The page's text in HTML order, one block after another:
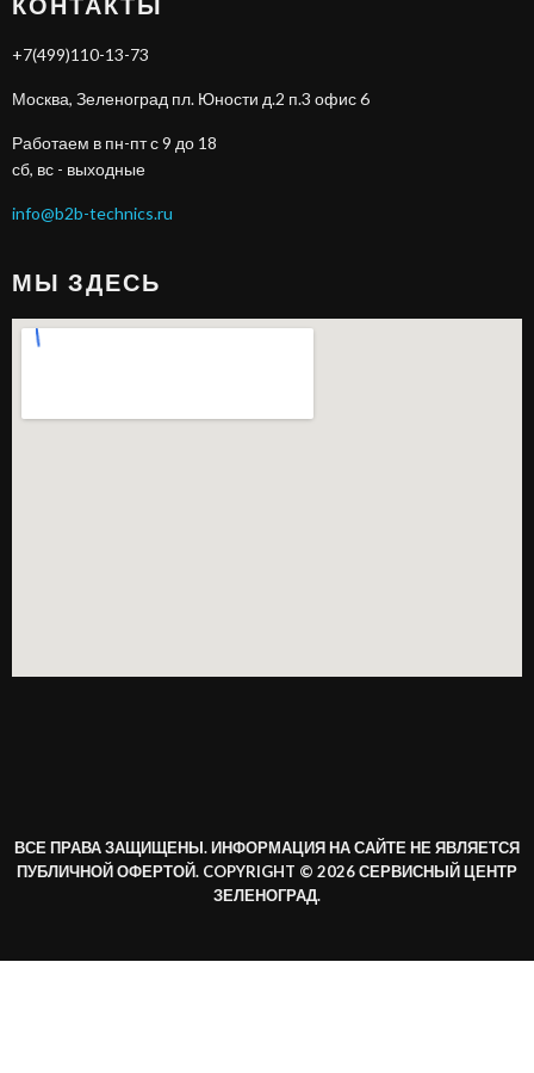
+7(499)110-13-73
Москва, Зеленоград пл. Юности д.2 п.3 офис 6
Работаем в пн-пт с 9 до 18
сб, вс - выходные
info@b2b-technics.ru
МЫ ЗДЕСЬ
ВСЕ ПРАВА ЗАЩИЩЕНЫ. ИНФОРМАЦИЯ НА САЙТЕ НЕ ЯВЛЯЕТСЯ
ПУБЛИЧНОЙ ОФЕРТОЙ. COPYRIGHT © 2026 СЕРВИСНЫЙ ЦЕНТР
ЗЕЛЕНОГРАД.